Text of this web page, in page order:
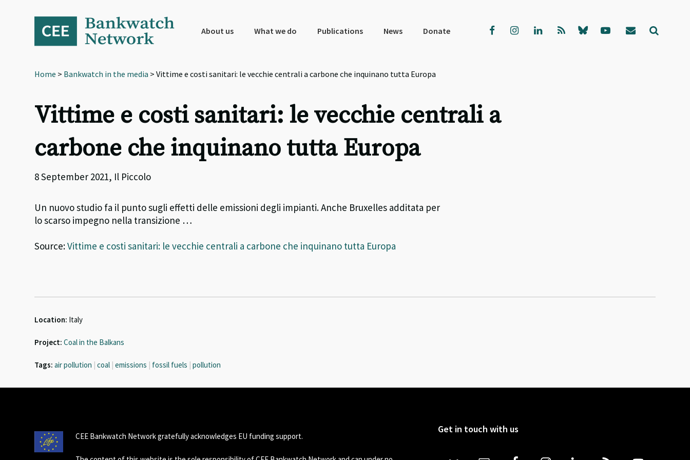
navigation
About us What we do Publications News Donate
Home > Bankwatch in the media > Vittime e costi sanitari: le vecchie centrali a carbone che inquinano tutta Europa
Vittime e costi sanitari: le vecchie centrali a
carbone che inquinano tutta Europa
8 September 2021, Il Piccolo
Un nuovo studio fa il punto sugli effetti delle emissioni degli impianti. Anche Bruxelles additata per
lo scarso impegno nella transizione …
Source:Vittime e costi sanitari: le vecchie centrali a carbone che inquinano tutta Europa
Location: Italy
Project: Coal in the Balkans
Tags: air pollution | coal | emissions | fossil fuels | pollution
CEE Bankwatch Network gratefully acknowledges EU funding support.
Get in touch with us